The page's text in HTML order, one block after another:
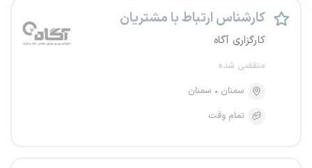
کارشناس ارتباط با مشتریان
کارگزاری آگاه
منقضی شده
سمنان
سمنان
تمام وقت